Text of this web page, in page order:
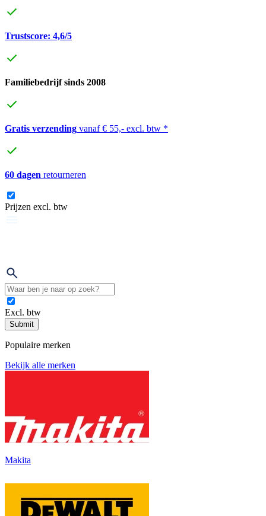
Trustscore: 4,6/5
Familiebedrijf sinds 2008
Gratis verzending vanaf € 55,- excl. btw *
60 dagen retourneren
Prijzen excl. btw
Excl. btw
Submit
Populaire merken
Bekijk alle merken
Makita